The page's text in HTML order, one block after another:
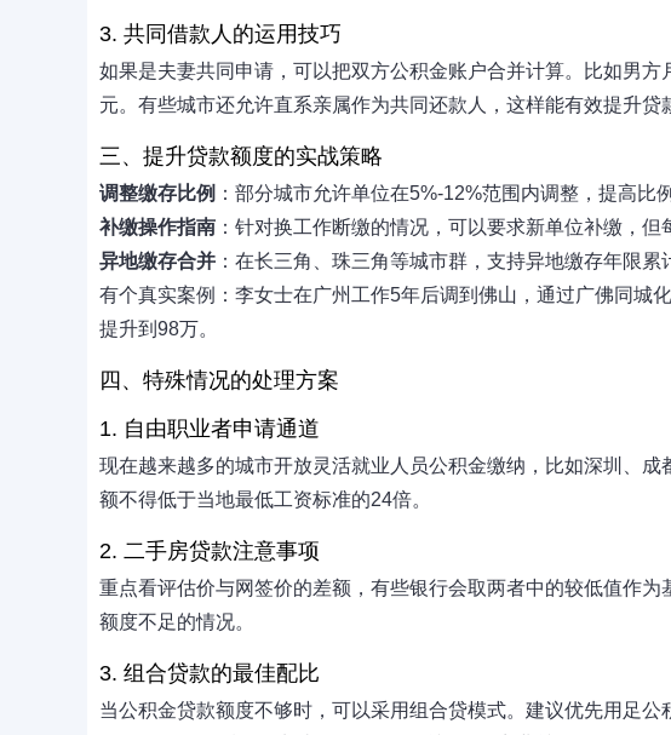
3. 共同借款人的运用技巧
如果是夫妻共同申请，可以把双方公积金账户合并计算。比如男
元。有些城市还允许直系亲属作为共同还款人，这样能有效提升贷
三、提升贷款额度的实战策略
调整缴存比例 ：部分城市允许单位在5%-12%范围内调整，提高比
补缴操作指南 ：针对换工作断缴的情况，可以要求新单位补缴，但
异地缴存合并 ：在长三角、珠三角等城市群，支持异地缴存年限累
有个真实案例：李女士在广州工作5年后调到佛山，通过广佛同城
提升到98万。
四、特殊情况的处理方案
1. 自由职业者申请通道
现在越来越多的城市开放灵活就业人员公积金缴纳，比如深圳、
额不得低于当地最低工资标准的24倍。
2. 二手房贷款注意事项
重点看评估价与网签价的差额，有些银行会取两者中的较低值作
额度不足的情况。
3. 组合贷款的最佳配比
当公积金贷款额度不够时，可以采用组合贷模式。建议优先用足